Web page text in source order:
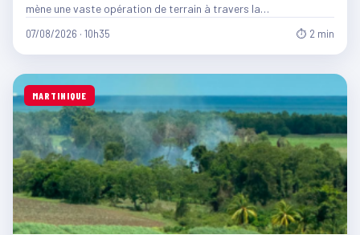
mène une vaste opération de terrain à travers la…
07/08/2026 · 10h35 ⏱ 2 min
MARTINIQUE